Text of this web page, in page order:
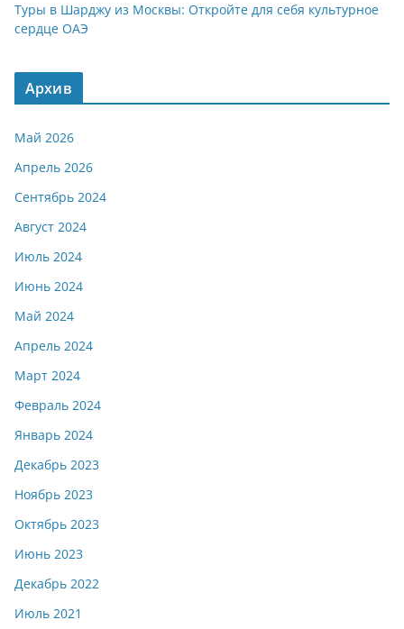
Туры в Шарджу из Москвы: Откройте для себя культурное
сердце ОАЭ
Архив
Май 2026
Апрель 2026
Сентябрь 2024
Август 2024
Июль 2024
Июнь 2024
Май 2024
Апрель 2024
Март 2024
Февраль 2024
Январь 2024
Декабрь 2023
Ноябрь 2023
Октябрь 2023
Июнь 2023
Декабрь 2022
Июль 2021